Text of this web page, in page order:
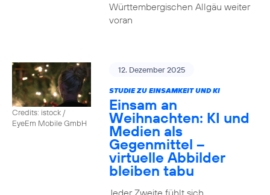
Württembergischen Allgäu weiter
voran
Credits: istock /
EyeEm Mobile GmbH
12. Dezember 2025
STUDIE ZU EINSAMKEIT UND KI
Einsam an
Weihnachten: KI und
Medien als
Gegenmittel –
virtuelle Abbilder
bleiben tabu
Jeder Zweite fühlt sich